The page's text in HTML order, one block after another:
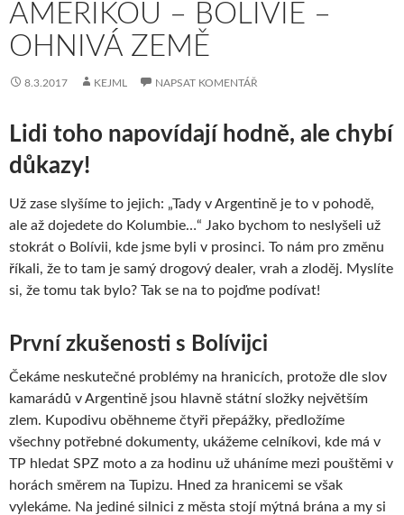
AMERIKOU – BOLÍVIE –
OHNIVÁ ZEMĚ
8.3.2017 KEJML NAPSAT KOMENTÁŘ
Lidi toho napovídají hodně, ale chybí
důkazy!
Už zase slyšíme to jejich: „Tady v Argentině je to v pohodě,
ale až dojedete do Kolumbie…“ Jako bychom to neslyšeli už
stokrát o Bolívii, kde jsme byli v prosinci. To nám pro změnu
říkali, že to tam je samý drogový dealer, vrah a zloděj. Myslíte
si, že tomu tak bylo? Tak se na to pojďme podívat!
První zkušenosti s Bolívijci
Čekáme neskutečné problémy na hranicích, protože dle slov
kamarádů v Argentině jsou hlavně státní složky největším
zlem. Kupodivu oběhneme čtyři přepážky, předložíme
všechny potřebné dokumenty, ukážeme celníkovi, kde má v
TP hledat SPZ moto a za hodinu už uháníme mezi pouštěmi v
horách směrem na Tupizu. Hned za hranicemi se však
vylekáme. Na jediné silnici z města stojí mýtná brána a my si